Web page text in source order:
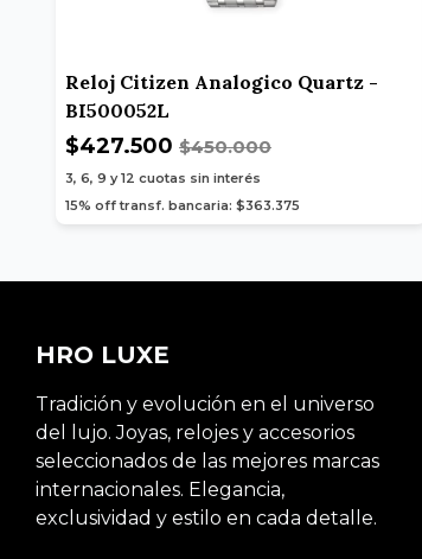
Reloj Citizen Analogico Quartz -
BI500052L
$427.500 $450.000
3, 6, 9 y 12 cuotas sin interés
15% off transf. bancaria: $363.375
HRO LUXE
Tradición y evolución en el universo
del lujo. Joyas, relojes y accesorios
seleccionados de las mejores marcas
internacionales. Elegancia,
exclusividad y estilo en cada detalle.